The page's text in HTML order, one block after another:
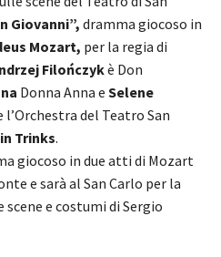
Giovanni”,dramma giocoso in
Mozart, per la regia di
Filończykè Don
Donna Anna e Selene
l’Orchestra del Teatro San
Trinks.
giocoso in due atti di Mozart
e sarà al San Carlo per la
scene e costumi di Sergio